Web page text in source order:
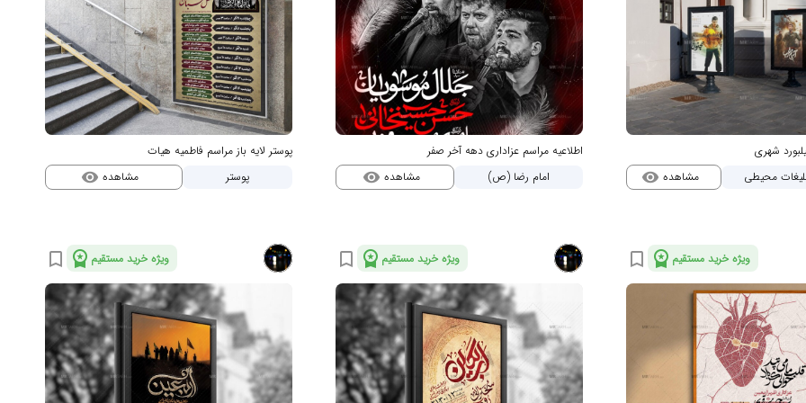
شهری
محیطی
مشاهده visibility
اطلاعیه مراسم عزاداری دهه آخر صفر
امام رضا (ص)
مشاهده visibility
پوستر لایه باز مراسم فاطمیه هیات
پوستر
مشاهده visibility
ویژه خرید مستقیم workspace_premium
bookmark_border ویژه خرید مستقیم workspace_premium
bookmark_border ویژه خرید مستقیم workspace_premium
bookmark_border